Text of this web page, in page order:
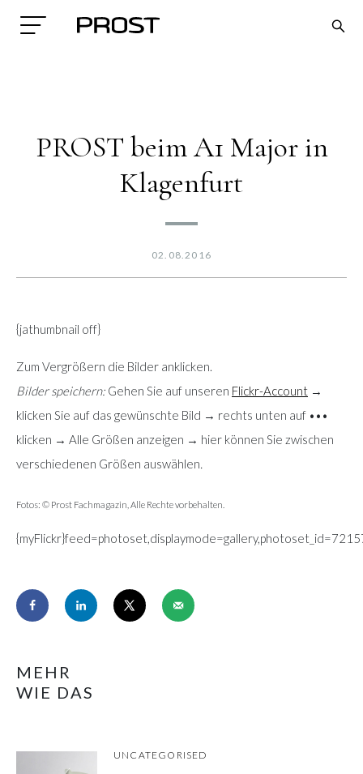
PROST beim A1 Major in
Klagenfurt
02.08.2016
{jathumbnail off}
Zum Vergrößern die Bilder anklicken.
Bilder speichern: Gehen Sie auf unseren Flickr-Account →
klicken Sie auf das gewünschte Bild → rechts unten auf •••
klicken → Alle Größen anzeigen → hier können Sie zwischen
verschiedenen Größen auswählen.
Fotos: © Prost Fachmagazin, Alle Rechte vorbehalten.
MEHR
WIE DAS
UNCATEGORISED